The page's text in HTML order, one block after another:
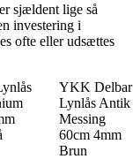
sjældent lige så
investering i
ofte eller udsættes
YKK Delbar
Lynlås Antik
Messing
60cm 4mm
Brun